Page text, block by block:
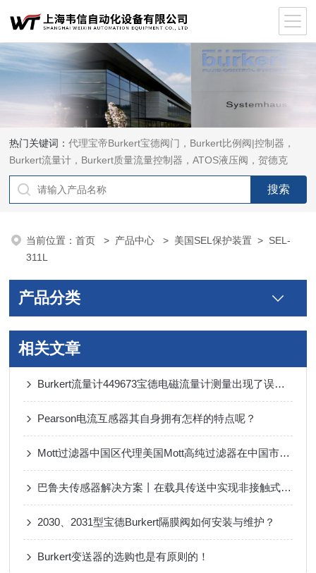
热门关键词：代理宝帝Burkert宝德阀门，Burkert比例阀|控制器，
Burkert流量计，Burkert质量流量控制器，ATOS液压阀，贺德克
HYDAC传感器，ASCO电磁阀，ASCO阀门，REXROTH力士乐阀
泵，安沃驰Aventics电磁阀|气缸，Samson萨姆森定位器
当前位置：首页 > 产品中心 > 美国SEL保护装置 > SEL-
311L
产品分类
相关文章
Burkert流量计449673宝德电磁流量计测量出现了误差怎么解决？
Pearson电流互感器其自身拥有怎样的特点呢？
Mott过滤器中国区代理美国Mott高纯过滤器在中国市场地位及销量
巴鲁夫传感器解决方案丨在载具传送中实现非接触式精确定位的理想之选
2030、2031型宝德Burkert隔膜阀如何安装与维护？
Burkert变送器的选购也是有原则的！